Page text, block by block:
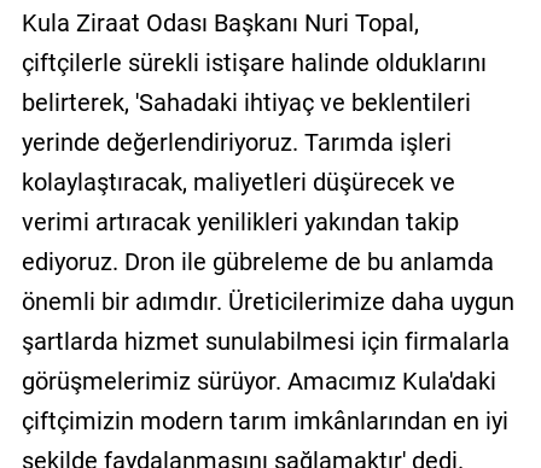
Kula Ziraat Odası Başkanı Nuri Topal,
çiftçilerle sürekli istişare halinde olduklarını
belirterek, 'Sahadaki ihtiyaç ve beklentileri
yerinde değerlendiriyoruz. Tarımda işleri
kolaylaştıracak, maliyetleri düşürecek ve
verimi artıracak yenilikleri yakından takip
ediyoruz. Dron ile gübreleme de bu anlamda
önemli bir adımdır. Üreticilerimize daha uygun
şartlarda hizmet sunulabilmesi için firmalarla
görüşmelerimiz sürüyor. Amacımız Kula'daki
çiftçimizin modern tarım imkânlarından en iyi
şekilde faydalanmasını sağlamaktır' dedi.